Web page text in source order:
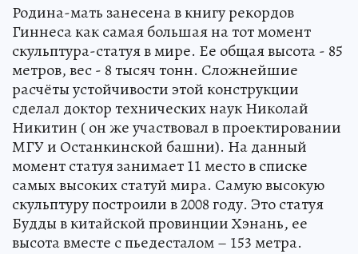
Родина-мать занесена в книгу рекордов
Гиннеса как самая большая на тот момент
скульптура-статуя в мире. Ее общая высота - 85
метров, вес - 8 тысяч тонн. Сложнейшие
расчёты устойчивости этой конструкции
сделал доктор технических наук Николай
Никитин ( он же участвовал в проектировании
МГУ и Останкинской башни). На данный
момент статуя занимает 11 место в списке
самых высоких статуй мира. Самую высокую
скульптуру построили в 2008 году. Это статуя
Будды в китайской провинции Хэнань, ее
высота вместе с пьедесталом – 153 метра.